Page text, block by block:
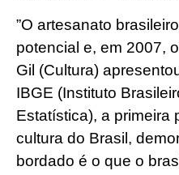
”O artesanato
potencial e, em 2007,
Gil (Cultura)
IBGE (Instituto
Estatística), a primeira
cultura do Brasil,
bordado é o que o